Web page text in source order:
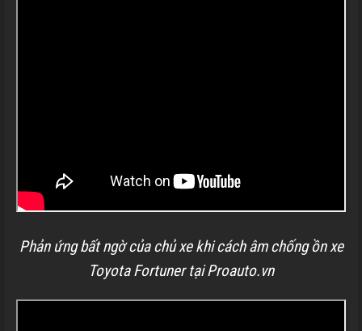
Phản ứng bất ngờ của chủ xe khi cách âm chống ồn xe
Toyota Fortuner tại Proauto.vn